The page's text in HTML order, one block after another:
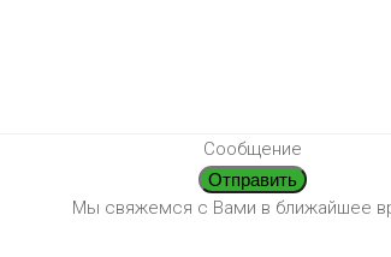
Сообщение
Мы свяжемся с Вами в ближайшее